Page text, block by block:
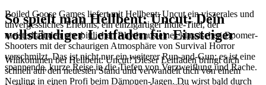
Boiled Goose Games liefert mit Hellbent: Uncut ein viszerales und
unvergessliches Erlebnis, ein einzigartiger Indie-Titel, der
meisterhaft den unerbittlichen Rhythmus eines klassischen Boomer-
Shooters mit der schaurigen Atmosphäre von Survival Horror
verschmilzt. Das ist nicht nur ein weiterer Run-and-Gun; es ist eine
spannende, kurze Reise in die Tiefen von Verzweiflung und Rache.
So spielt man Hellbent: Uncut: Dein
vollständiger Leitfaden für Einsteiger
Willkommen bei Hellbent: Uncut! Dieser Leitfaden bringt dich
schnell auf den neuesten Stand und verwandelt dich von einem
Neuling in einen Profi beim Dämonen-Jagen. Du wirst bald durch